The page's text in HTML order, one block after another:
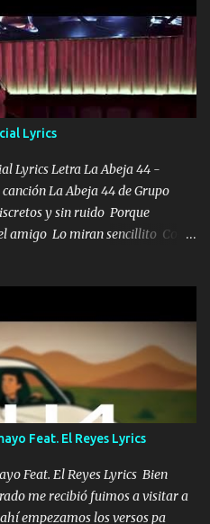
a dar hasta topar pues no hay de
voy por mi línea no veo a
no se me duerm voy chicoteado
rato que me agarran el colmillo
Al tiro esta la PrimiZa
doy la mano al que su amigo y
me paran aquí hay pa más
topar pues no hay de otra...
Lyrics
Lyrics Letra La Abeja 44 -
La Abeja 44 de Grupo
y sin ruido Porque
amigo Lo miran sencillito Con
Y sus guitarras ya van sonando
el vuelo y la mente y
trago Y así es como empezamos
A vido alta y bajas La carreta
Ya me han pasado cosas Y
vida es muy corta Hay que
porque nada es...
Feat. El Reyes Lyrics
Feat. El Reyes Lyrics Bien
me recibió fuimos a visitar a
empezamos los versos pa